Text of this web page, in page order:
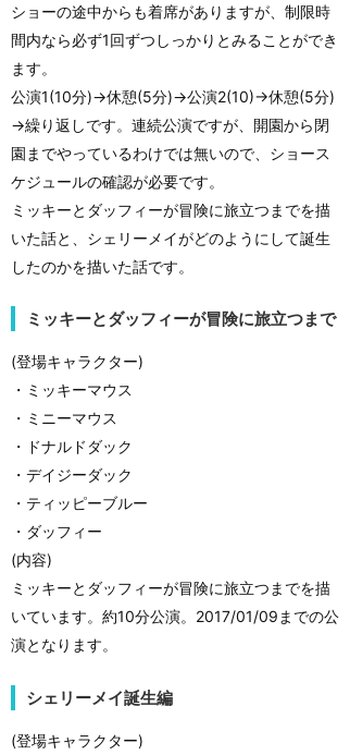
ショーの途中からも着席がありますが、制限時
間内なら必ず1回ずつしっかりとみることができ
ます。
公演1(10分)→休憩(5分)→公演2(10)→休憩(5分)
→繰り返しです。連続公演ですが、開園から閉
園までやっているわけでは無いので、ショース
ケジュールの確認が必要です。
ミッキーとダッフィーが冒険に旅立つまでを描
いた話と、シェリーメイがどのようにして誕生
したのかを描いた話です。
ミッキーとダッフィーが冒険に旅立つまで
(登場キャラクター)
・ミッキーマウス
・ミニーマウス
・ドナルドダック
・デイジーダック
・ティッピーブルー
・ダッフィー
(内容)
ミッキーとダッフィーが冒険に旅立つまでを描
いています。約10分公演。2017/01/09までの公
演となります。
シェリーメイ誕生編
(登場キャラクター)